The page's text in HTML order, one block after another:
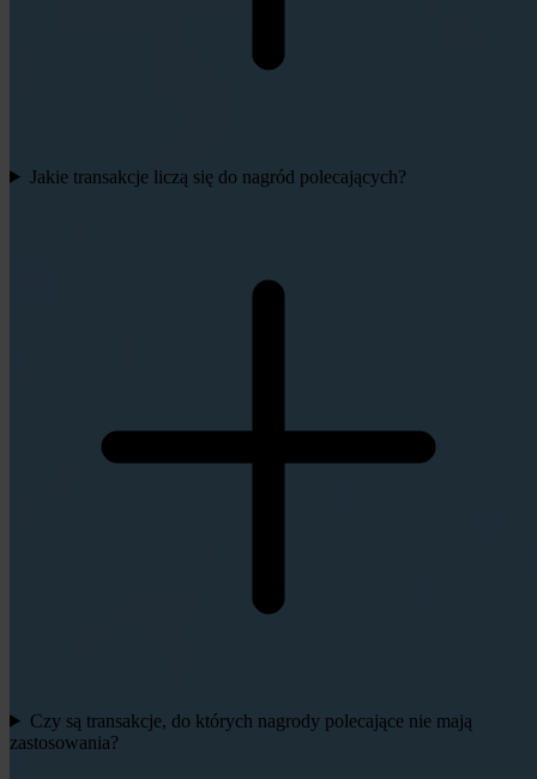
Jakie transakcje liczą się do nagród polecających?
Czy są transakcje, do których nagrody polecające nie mają
zastosowania?